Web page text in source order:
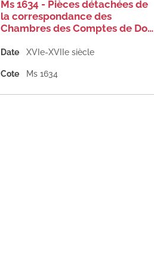
Ms 1634 - Pièces détachées de
la correspondance des
Chambres des Comptes de Do…
Date XVIe-XVIIe siècle
Cote Ms 1634